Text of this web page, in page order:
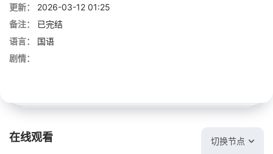
更新：
2026-03-12 01:25
备注：
已完结
语言：
国语
剧情：
在线观看 切换节点